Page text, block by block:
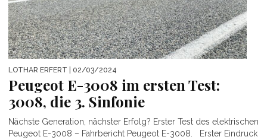
LOTHAR ERFERT | 02/03/2024
Peugeot E-3008 im ersten Test:
3008, die 3. Sinfonie
Nächste Generation, nächster Erfolg? Erster Test des elektrischen
Peugeot E-3008 – Fahrbericht Peugeot E-3008. Erster Eindruck